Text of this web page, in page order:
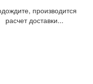
производится
расчет доставки...